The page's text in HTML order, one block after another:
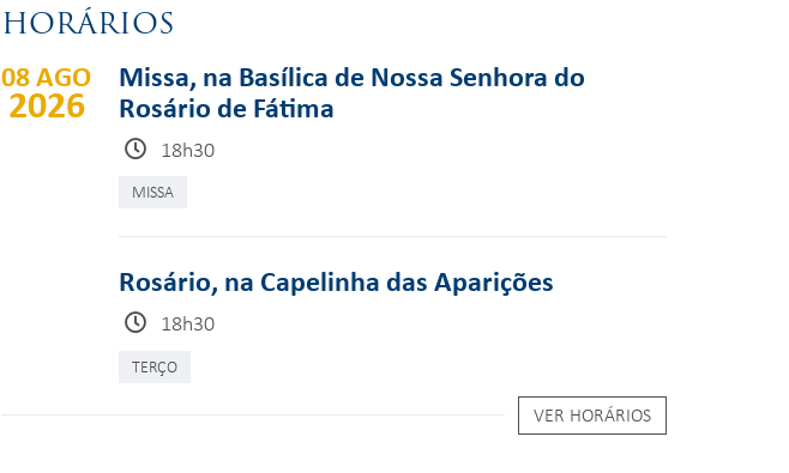
HORÁRIOS
08 AGO
2026
Missa, na Basílica de Nossa Senhora do
Rosário de Fátima
18h30
MISSA
Rosário, na Capelinha das Aparições
18h30
TERÇO
VER HORÁRIOS